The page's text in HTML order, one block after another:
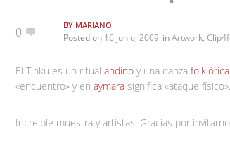
0 BY MARIANO
Posted on 16 junio, 2009 inArtwork,
El Tinku es un ritual andino y una danza folklórica
«encuentro» y en aymara significa «ataque físico».
Increible muestra y artistas. Gracias por